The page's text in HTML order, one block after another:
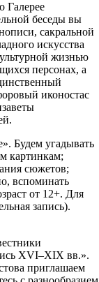
Галерее
беседы вы
сакральной
искусства
жизнью
персонах, а
иконостас
Будем угадывать
картинкам;
сюжетов;
вспоминать
от 12+. Для
запись).
XVI–XIX вв.».
приглашаем